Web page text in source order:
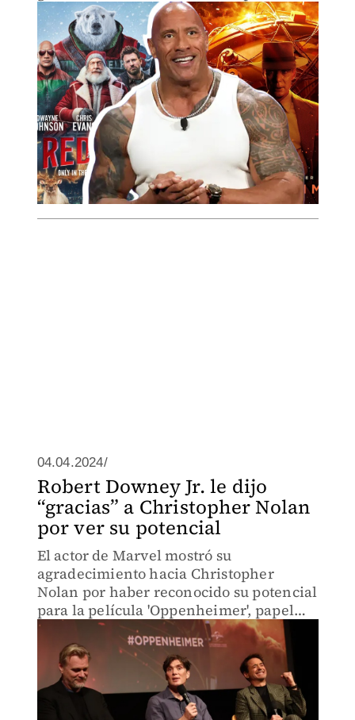
Nolan.
04.04.2024/
Robert Downey Jr. le dijo
“gracias” a Christopher Nolan
por ver su potencial
El actor de Marvel mostró su
agradecimiento hacia Christopher
Nolan por haber reconocido su potencial
para la película 'Oppenheimer', papel
que podría darle su próximo premio
Oscar